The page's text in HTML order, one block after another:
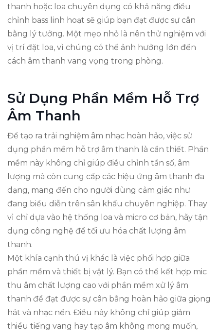
thanh hoặc loa chuyên dụng có khả năng điều
chỉnh bass linh hoạt sẽ giúp bạn đạt được sự cân
bằng lý tưởng. Một mẹo nhỏ là nên thử nghiệm với
vị trí đặt loa, vì chúng có thể ảnh hưởng lớn đến
cách âm thanh vang vọng trong phòng.
Sử Dụng Phần Mềm Hỗ Trợ
Âm Thanh
Để tạo ra trải nghiệm âm nhạc hoàn hảo, việc sử
dụng phần mềm hỗ trợ âm thanh là cần thiết. Phần
mềm này không chỉ giúp điều chỉnh tần số, âm
lượng mà còn cung cấp các hiệu ứng âm thanh đa
dạng, mang đến cho người dùng cảm giác như
đang biểu diễn trên sân khấu chuyên nghiệp. Thay
vì chỉ dựa vào hệ thống loa và micro cơ bản, hãy tận
dụng công nghệ để tối ưu hóa chất lượng âm
thanh.
Một khía cạnh thú vị khác là việc phối hợp giữa
phần mềm và thiết bị vật lý. Bạn có thể kết hợp mic
thu âm chất lượng cao với phần mềm xử lý âm
thanh để đạt được sự cân bằng hoàn hảo giữa giọng
hát và nhạc nền. Điều này không chỉ giúp giảm
thiểu tiếng vang hay tạp âm không mong muốn,